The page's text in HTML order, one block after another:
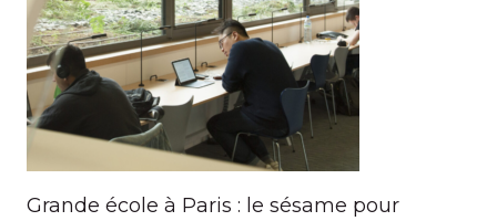
Grande école à Paris : le sésame pour